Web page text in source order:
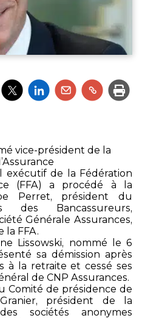
Partager
l'article
Partager
l'article
Partager
l'article
Partager
l'article
vice-président de la
exécutif de la Fédération
(FFA) a procédé à la
Perret, président du
des Bancassureurs,
Générale Assurances,
la FFA.
Lissowski, nommé le 6
sa démission après
à la retraite et cessé ses
de CNP Assurances.
Comité de présidence de
président de la
sociétés anonymes